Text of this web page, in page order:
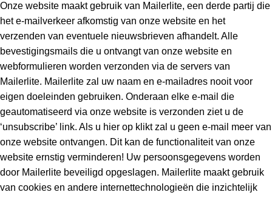
Onze website maakt gebruik van Mailerlite, een derde partij die
het e-mailverkeer afkomstig van onze website en het
verzenden van eventuele nieuwsbrieven afhandelt. Alle
bevestigingsmails die u ontvangt van onze website en
webformulieren worden verzonden via de servers van
Mailerlite. Mailerlite zal uw naam en e-mailadres nooit voor
eigen doeleinden gebruiken. Onderaan elke e-mail die
geautomatiseerd via onze website is verzonden ziet u de
‘unsubscribe’ link. Als u hier op klikt zal u geen e-mail meer van
onze website ontvangen. Dit kan de functionaliteit van onze
website ernstig verminderen! Uw persoonsgegevens worden
door Mailerlite beveiligd opgeslagen. Mailerlite maakt gebruik
van cookies en andere internettechnologieën die inzichtelijk